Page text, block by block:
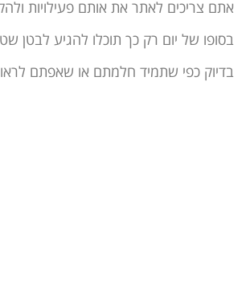
אתם צריכים לאתר את אותם פעילויות
בסופו של יום רק כך תוכלו להגיע לבטן
בדיוק כפי שתמיד חלמתם או שאפתם